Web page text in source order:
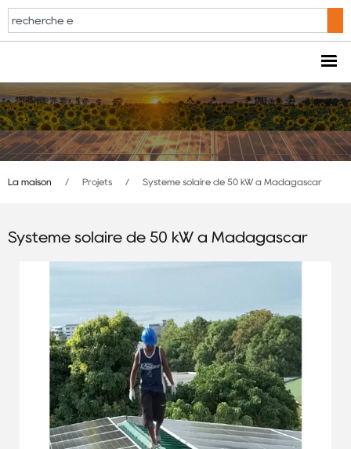
La maison / Projets / Système solaire de 50 kW à Madagascar
Système solaire de 50 kW à Madagascar